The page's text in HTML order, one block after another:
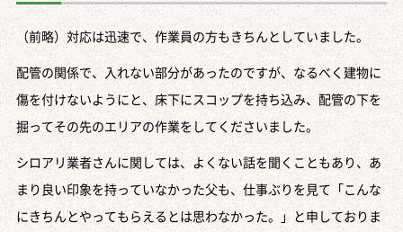
（前略）対応は迅速で、作業員の方もきちんとしていました。
配管の関係で、入れない部分があったのですが、なるべく建物に
傷を付けないようにと、床下にスコップを持ち込み、配管の下を
掘ってその先のエリアの作業をしてくださいました。
シロアリ業者さんに関しては、よくない話を聞くこともあり、あ
まり良い印象を持っていなかった父も、仕事ぶりを見て「こんな
にきちんとやってもらえるとは思わなかった。」と申しておりま